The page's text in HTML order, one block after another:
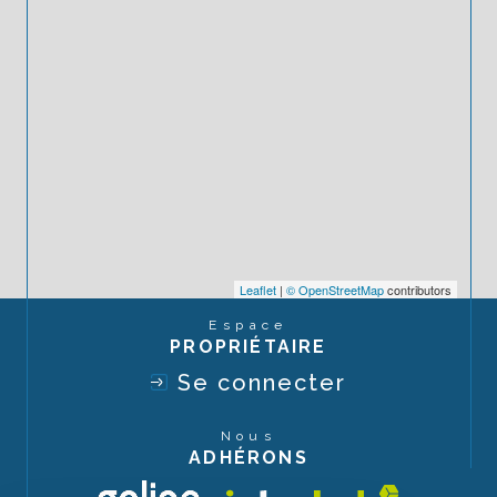
Leaflet | © OpenStreetMapcontributors
Espace
PROPRIÉTAIRE
Se connecter
Nous
ADHÉRONS